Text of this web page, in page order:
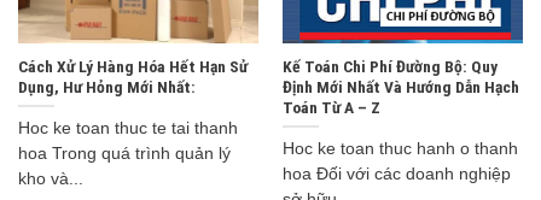
Cách Xử Lý Hàng Hóa Hết Hạn Sử
Dụng, Hư Hỏng Mới Nhất:
Hoc ke toan thuc te tai thanh
hoa Trong quá trình quản lý
kho và...
Kế Toán Chi Phí Đường Bộ: Quy
Định Mới Nhất Và Hướng Dẫn Hạch
Toán Từ A – Z
Hoc ke toan thuc hanh o thanh
hoa Đối với các doanh nghiệp